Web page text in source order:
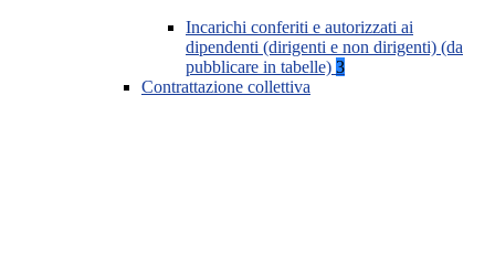
Incarichi conferiti e autorizzati ai
dipendenti (dirigenti e non dirigenti) (da
pubblicare in tabelle) 3
Contrattazione collettiva